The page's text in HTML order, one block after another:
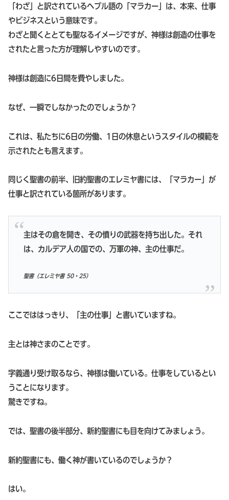
「わざ」と訳されているヘブル語の「マラカー」は、本来、仕事
やビジネスという意味です。
わざと聞くととても聖なるイメージですが、神様は創造の仕事を
されたと言った方が理解しやすいのです。
神様は創造に6日間を費やしました。
なぜ、一瞬でしなかったのでしょうか？
これは、私たちに6日の労働、1日の休息というスタイルの模範を
示されたとも言えます。
同じく聖書の前半、旧約聖書のエレミヤ書には、「マラカー」が
仕事と訳されている箇所があります。
主はその倉を開き、その憤りの武器を持ち出した。それ
は、カルデア人の国での、万軍の神、主の仕事だ。
聖書（エレミヤ書 50・25）
ここでははっきり、「主の仕事」と書いていますね。
主とは神さまのことです。
字義通り受け取るなら、神様は働いている。仕事をしているとい
うことになります。
驚きですね。
では、聖書の後半部分、新約聖書にも目を向けてみましょう。
新約聖書にも、働く神が書いているのでしょうか？
はい。